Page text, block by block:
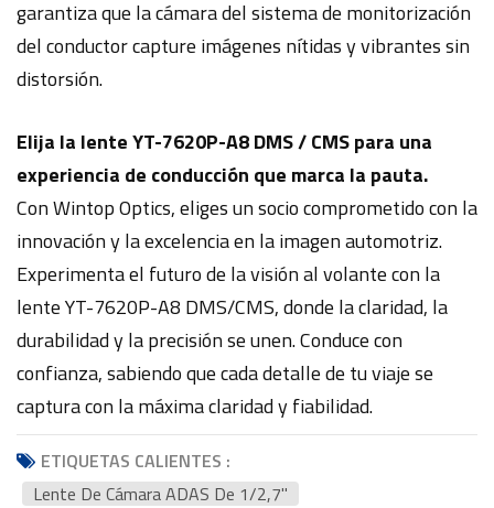
garantiza que la cámara del sistema de monitorización
del conductor capture imágenes nítidas y vibrantes sin
distorsión.
Elija la lente YT-7620P-A8 DMS / CMS para una
experiencia de conducción que marca la pauta.
Con Wintop Optics, eliges un socio comprometido con la
innovación y la excelencia en la imagen automotriz.
Experimenta el futuro de la visión al volante con la
lente YT-7620P-A8 DMS/CMS, donde la claridad, la
durabilidad y la precisión se unen. Conduce con
confianza, sabiendo que cada detalle de tu viaje se
captura con la máxima claridad y fiabilidad.
ETIQUETAS CALIENTES :
Lente De Cámara ADAS De 1/2,7"